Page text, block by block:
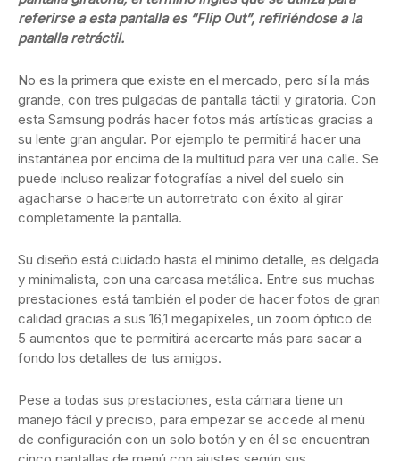
referirse a esta pantalla es “Flip Out”, refiriéndose a la
pantalla retráctil.
No es la primera que existe en el mercado, pero sí la más
grande, con tres pulgadas de pantalla táctil y giratoria. Con
esta Samsung podrás hacer fotos más artísticas gracias a
su lente gran angular. Por ejemplo te permitirá hacer una
instantánea por encima de la multitud para ver una calle. Se
puede incluso realizar fotografías a nivel del suelo sin
agacharse o hacerte un autorretrato con éxito al girar
completamente la pantalla.
Su diseño está cuidado hasta el mínimo detalle, es delgada
y minimalista, con una carcasa metálica. Entre sus muchas
prestaciones está también el poder de hacer fotos de gran
calidad gracias a sus 16,1 megapíxeles, un zoom óptico de
5 aumentos que te permitirá acercarte más para sacar a
fondo los detalles de tus amigos.
Pese a todas sus prestaciones, esta cámara tiene un
manejo fácil y preciso, para empezar se accede al menú
de configuración con un solo botón y en él se encuentran